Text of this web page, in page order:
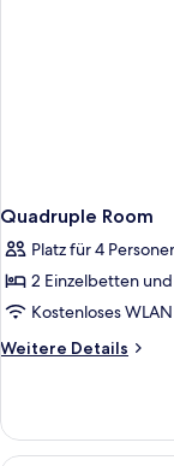
Quadruple Room
Platz für 4
2 Einzelbetten
Kostenloses WLAN
Weitere Details
Weitere
Room